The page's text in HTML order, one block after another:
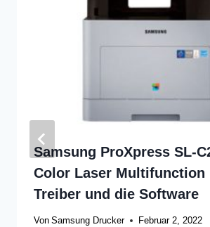
Samsung ProXpress SL-
Color Laser Multifunction
Treiber und die Software
Von Samsung Drucker Februar 2, 2022